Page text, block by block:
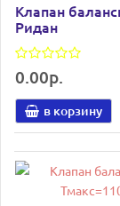
Клапан
Ридан
0.00р.
в корзину